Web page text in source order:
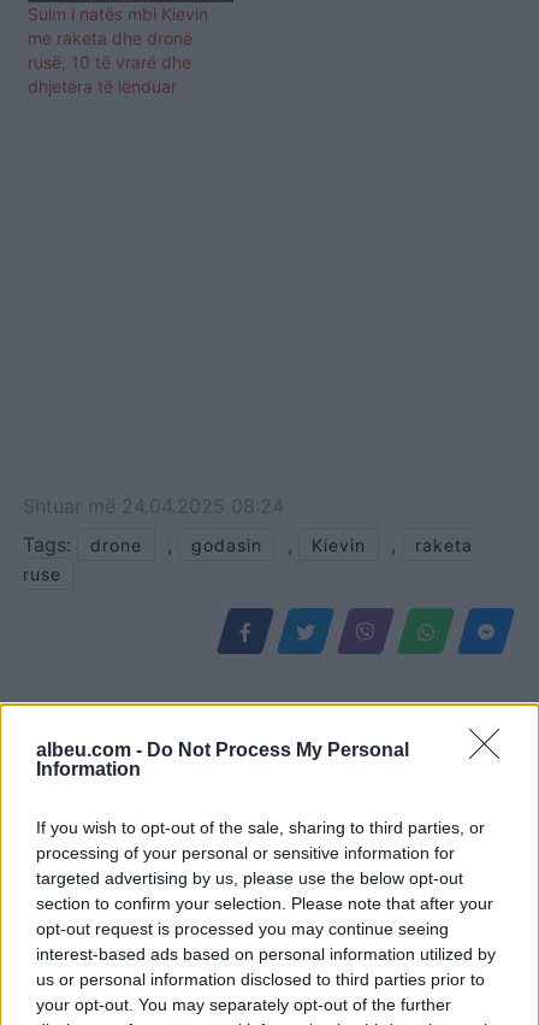
albeu.com - Do Not Process My Personal
Information
If you wish to opt-out of the sale, sharing to third parties, or
processing of your personal or sensitive information for
targeted advertising by us, please use the below opt-out
section to confirm your selection. Please note that after your
opt-out request is processed you may continue seeing
interest-based ads based on personal information utilized by
us or personal information disclosed to third parties prior to
your opt-out. You may separately opt-out of the further
Sulm i natës mbi Kievin
me raketa dhe dronë
rusë, 10 të vrarë dhe
dhjetëra të lënduar
Shtuar më 24.04.2025 08:24
Tags:
drone , godasin , Kievin ,
raketa
ruse
“Meta” gjobitet me 567
milionë dollarë të tjerë për
sigurinë e fëmijëve,
kompania: Do ta apelojmë
Horoskopi 7 Gusht 2026/
Çfarë kanë rezervuar yjet
për secilën shenjë?